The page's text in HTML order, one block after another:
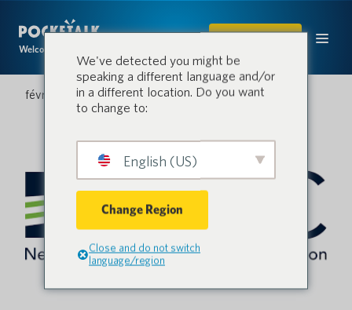
Welcome to the conversation.
ACHETER
février 18, 2026
We've detected you might be
speaking a different language and/or
in a different location. Do you want
to change to:
English (US)
Change Region
Close and do not switch
language/region